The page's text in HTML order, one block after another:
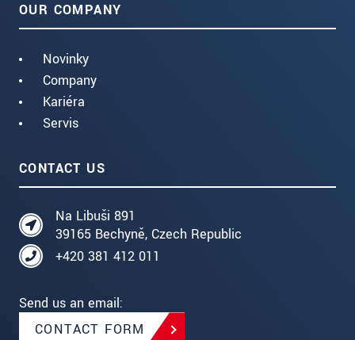
OUR COMPANY
Novinky
Company
Kariéra
Servis
CONTACT US
Na Libuši 891
39165 Bechyně, Czech Republic
+420 381 412 011
Send us an email:
CONTACT FORM